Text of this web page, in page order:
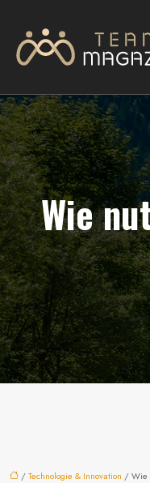
Wie
/Technologie & Innovation / Wie